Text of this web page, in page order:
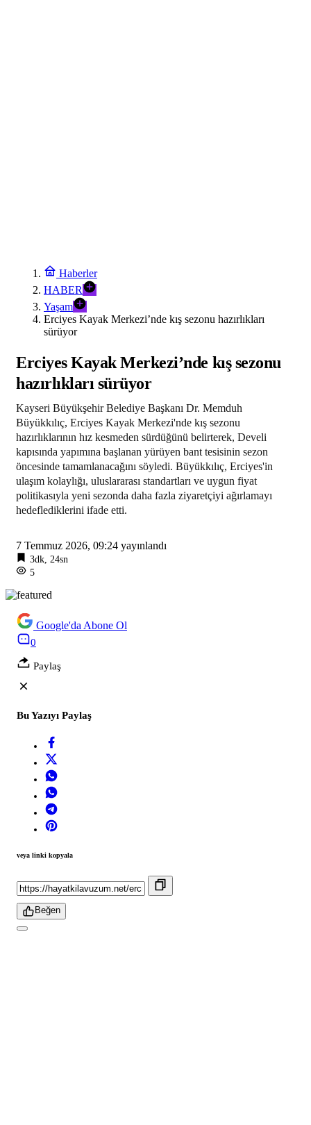
Haberler
HABER
Yaşam
Erciyes Kayak Merkezi’nde kış sezonu hazırlıkları
sürüyor
Erciyes Kayak Merkezi’nde kış sezonu
hazırlıkları sürüyor
Kayseri Büyükşehir Belediye Başkanı Dr. Memduh
Büyükkılıç, Erciyes Kayak Merkezi'nde kış sezonu
hazırlıklarının hız kesmeden sürdüğünü belirterek, Develi
kapısında yapımına başlanan yürüyen bant tesisinin sezon
öncesinde tamamlanacağını söyledi. Büyükkılıç, Erciyes'in
ulaşım kolaylığı, uluslararası standartları ve uygun fiyat
politikasıyla yeni sezonda daha fazla ziyaretçiyi ağırlamayı
hedeflediklerini ifade etti.
7 Temmuz 2026, 09:24 yayınlandı
3dk, 24sn
5
Google'da Abone Ol
0
Paylaş
Bu Yazıyı Paylaş
veya linki kopyala
Beğen